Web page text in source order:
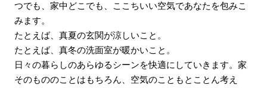
つでも、家中どこでも、ここちいい空気であなたを包みこ
みます。
たとえば、真夏の玄関が涼しいこと。
たとえば、真冬の洗面室が暖かいこと。
日々の暮らしのあらゆるシーンを快適にしていきます。家
そのもののことはもちろん、空気のこともとことん考え